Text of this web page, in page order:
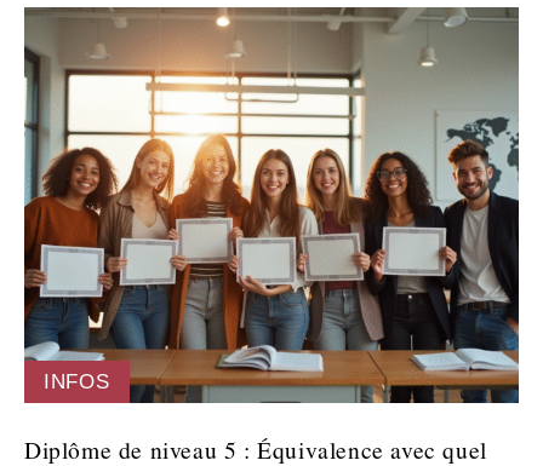
INFOS
Diplôme de niveau 5 : Équivalence avec quel